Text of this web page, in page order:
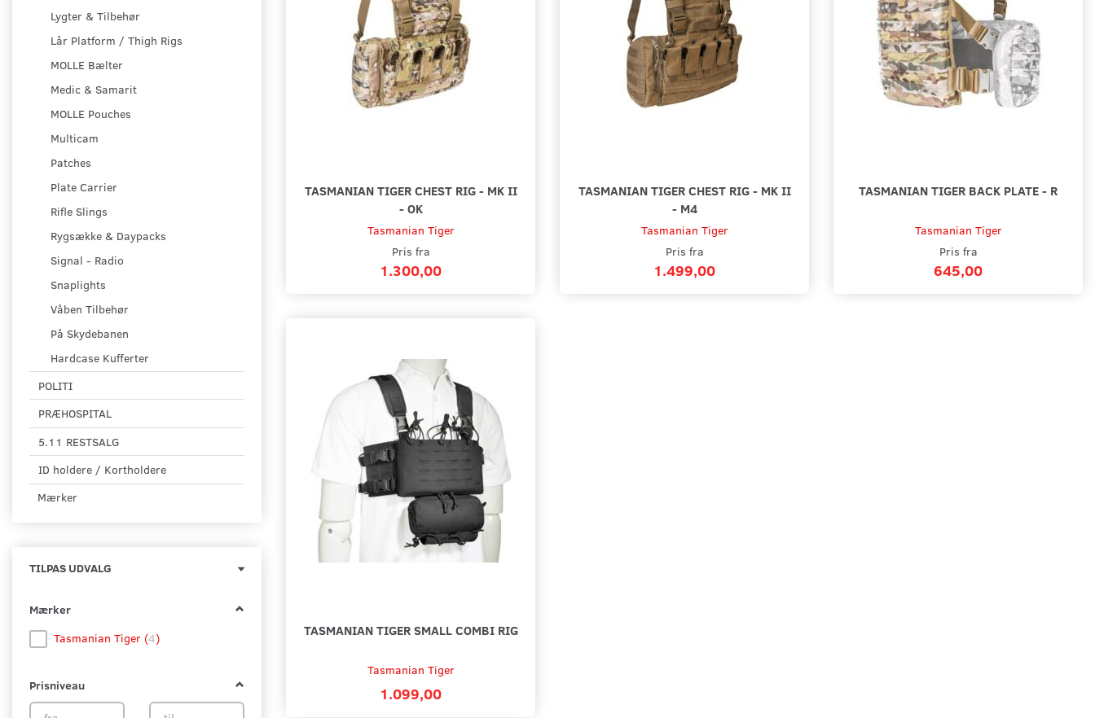
Lygter & Tilbehør
Lår Platform / Thigh Rigs
MOLLE Bælter
Medic & Samarit
MOLLE Pouches
Multicam
Patches
Plate Carrier
Rifle Slings
Rygsække & Daypacks
Signal - Radio
Snaplights
Våben Tilbehør
På Skydebanen
Hardcase Kufferter
POLITI
PRÆHOSPITAL
5.11 RESTSALG
ID holdere / Kortholdere
Mærker
TILPAS UDVALG
Mærker
Tasmanian Tiger (4)
Prisniveau
TASMANIAN TIGER CHEST RIG - MK II
- OK
Tasmanian Tiger
Pris fra
1.300,00
TASMANIAN TIGER CHEST RIG - MK II
- M4
Tasmanian Tiger
Pris fra
1.499,00
TASMANIAN TIGER BACK PLATE - R
Tasmanian Tiger
Pris fra
645,00
TASMANIAN TIGER SMALL COMBI RIG
Tasmanian Tiger
1.099,00